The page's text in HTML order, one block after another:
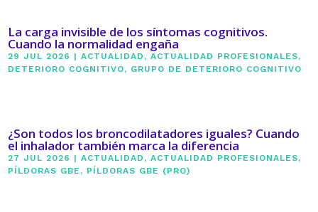
La carga invisible de los síntomas cognitivos.
Cuando la normalidad engaña
29 JUL 2026 |ACTUALIDAD ,ACTUALIDAD PROFESIONALES,
DETERIORO COGNITIVO, GRUPO DE DETERIORO COGNITIVO
¿Son todos los broncodilatadores iguales? Cuando
el inhalador también marca la diferencia
27 JUL 2026 |ACTUALIDAD ,ACTUALIDAD PROFESIONALES,
PÍLDORAS GBE , PÍLDORAS GBE (PRO)